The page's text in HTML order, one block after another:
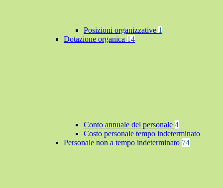
Posizioni organizzative 1
Dotazione organica 14
Conto annuale del personale 4
Costo personale tempo indeterminato
Personale non a tempo indeterminato 74